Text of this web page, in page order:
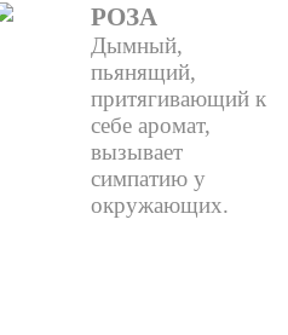
РОЗА
Дымный,
пьянящий,
притягивающий к
себе аромат,
вызывает
симпатию у
окружающих.